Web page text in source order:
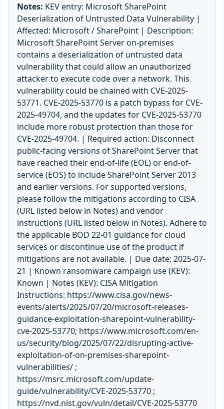
Notes: KEV entry: Microsoft SharePoint
Deserialization of Untrusted Data Vulnerability |
Affected: Microsoft / SharePoint | Description:
Microsoft SharePoint Server on-premises
contains a deserialization of untrusted data
vulnerability that could allow an unauthorized
attacker to execute code over a network. This
vulnerability could be chained with CVE-2025-
53771. CVE-2025-53770 is a patch bypass for CVE-
2025-49704, and the updates for CVE-2025-53770
include more robust protection than those for
CVE-2025-49704. | Required action: Disconnect
public-facing versions of SharePoint Server that
have reached their end-of-life (EOL) or end-of-
service (EOS) to include SharePoint Server 2013
and earlier versions. For supported versions,
please follow the mitigations according to CISA
(URL listed below in Notes) and vendor
instructions (URL listed below in Notes). Adhere to
the applicable BOD 22-01 guidance for cloud
services or discontinue use of the product if
mitigations are not available. | Due date: 2025-07-
21 | Known ransomware campaign use (KEV):
Known | Notes (KEV): CISA Mitigation
Instructions: https://www.cisa.gov/news-
events/alerts/2025/07/20/microsoft-releases-
guidance-exploitation-sharepoint-vulnerability-
cve-2025-53770; https://www.microsoft.com/en-
us/security/blog/2025/07/22/disrupting-active-
exploitation-of-on-premises-sharepoint-
vulnerabilities/ ;
https://msrc.microsoft.com/update-
guide/vulnerability/CVE-2025-53770 ;
https://nvd.nist.gov/vuln/detail/CVE-2025-53770